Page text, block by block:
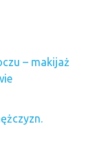
– makijaż